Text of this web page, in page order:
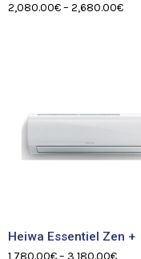
2,080.00€– 2,680.00€
Heiwa Essentiel Zen +